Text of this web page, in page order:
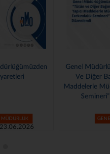
“Tütün
Bağımlılık Yapıcı
Mücadele Farkındalık
GENEL MÜDÜRLÜK
12.06.2026